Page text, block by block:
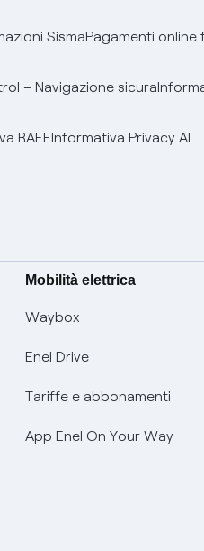
SismaPagamenti online
– Navigazione sicura
RAEEInformativa Privacy AI
Mobilità elettrica
Waybox
Enel Drive
Tariffe e abbonamenti
App Enel On Your Way